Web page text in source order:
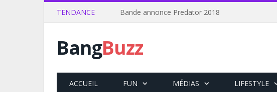
TENDANCE Bande annonce Predator 2018
BangBuzz
ACCUEIL FUN MÉDIAS LIFESTYLE